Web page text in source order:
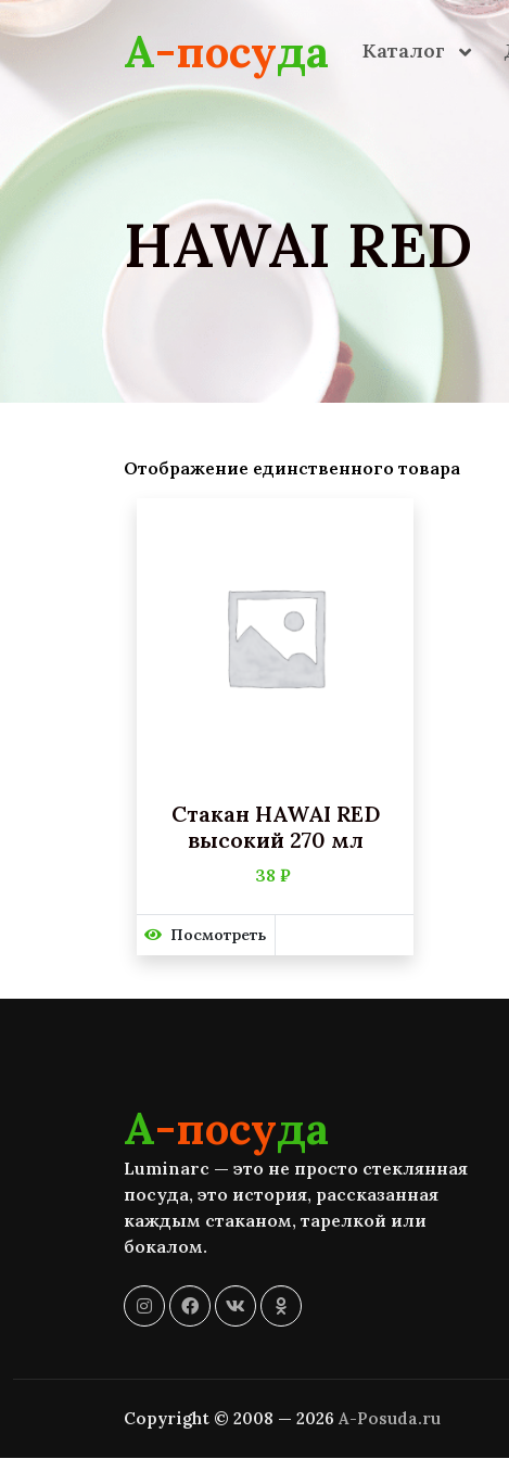
Skip to main content
А-посуда Каталог
HAWAI RED
Отображение единственного товара
Стакан HAWAI RED
высокий 270 мл
38 ₽
Посмотреть
А-посуда
Luminarc — это не просто стеклянная
посуда, это история, рассказанная
каждым стаканом, тарелкой или
бокалом.
Copyright © 2008 — 2026 A-Posuda.ru